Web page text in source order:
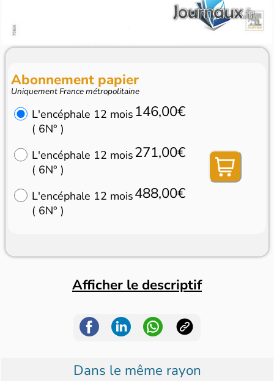
Abonnement papier
Uniquement France métropolitaine
L'encéphale 12 mois
( 6N° )
146,00€
L'encéphale 12 mois
( 6N° )
271,00€
L'encéphale 12 mois
( 6N° )
488,00€
Afficher le descriptif
Dans le même rayon